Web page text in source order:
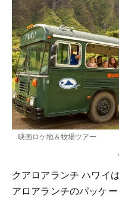
映画ロケ地＆牧場ツアー
クアロアランチ ハワイ
アロアランチのパッケ